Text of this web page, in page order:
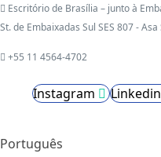
Escritório de Brasília – junto à
St. de Embaixadas Sul SES 807 -
+55 11 4564-4702
Instagram Linkedin
Português